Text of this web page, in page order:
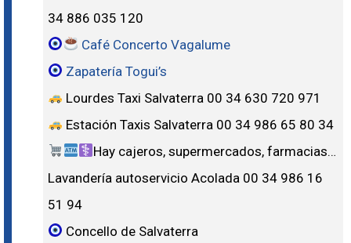
34 886 035 120
Café Concerto Vagalume
Zapatería Togui’s
Lourdes Taxi Salvaterra 00 34 630 720 971
Estación Taxis Salvaterra 00 34 986 65 80 34
Hay cajeros, supermercados, farmacias…
Lavandería autoservicio Acolada 00 34 986 16
51 94
Concello de Salvaterra